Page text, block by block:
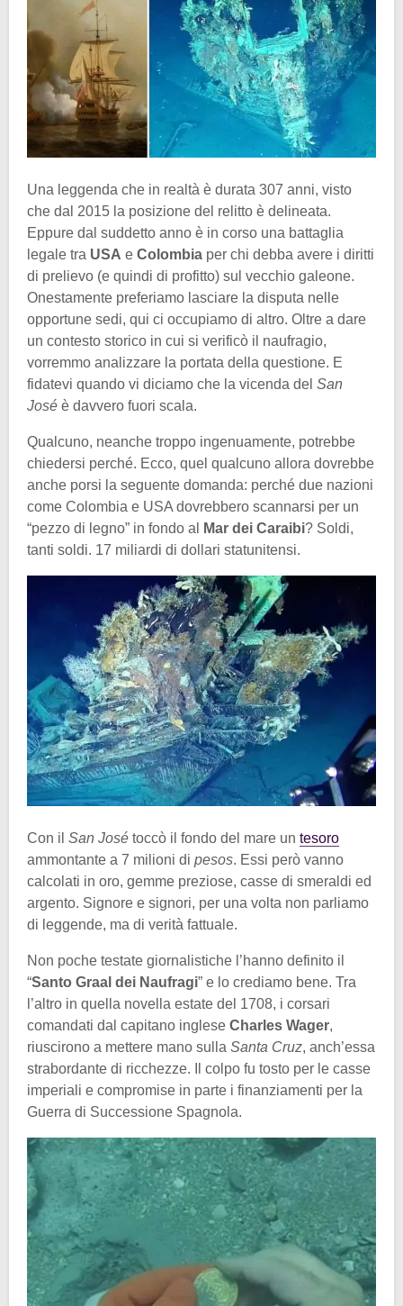
Una leggenda che in realtà è durata 307 anni, visto
che dal 2015 la posizione del relitto è delineata.
Eppure dal suddetto anno è in corso una battaglia
legale tra USA e Colombia per chi debba avere i diritti
di prelievo (e quindi di profitto) sul vecchio galeone.
Onestamente preferiamo lasciare la disputa nelle
opportune sedi, qui ci occupiamo di altro. Oltre a dare
un contesto storico in cui si verificò il naufragio,
vorremmo analizzare la portata della questione. E
fidatevi quando vi diciamo che la vicenda del San
José è davvero fuori scala.
Qualcuno, neanche troppo ingenuamente, potrebbe
chiedersi perché. Ecco, quel qualcuno allora dovrebbe
anche porsi la seguente domanda: perché due nazioni
come Colombia e USA dovrebbero scannarsi per un
“pezzo di legno” in fondo al
Mar dei Caraibi? Soldi,
tanti soldi. 17 miliardi di dollari statunitensi.
Con il San José toccò il fondo del mare un tesoro
ammontante a 7 milioni di pesos. Essi però vanno
calcolati in oro, gemme preziose, casse di smeraldi ed
argento. Signore e signori, per una volta non parliamo
di leggende, ma di verità fattuale.
Non poche testate giornalistiche l’hanno definito il
“Santo Graal dei Naufragi” e lo crediamo bene. Tra
l’altro in quella novella estate del 1708, i corsari
comandati dal capitano inglese Charles Wager,
riuscirono a mettere mano sulla Santa Cruz, anch’essa
strabordante di ricchezze. Il colpo fu tosto per le casse
imperiali e compromise in parte i finanziamenti per la
Guerra di Successione Spagnola.